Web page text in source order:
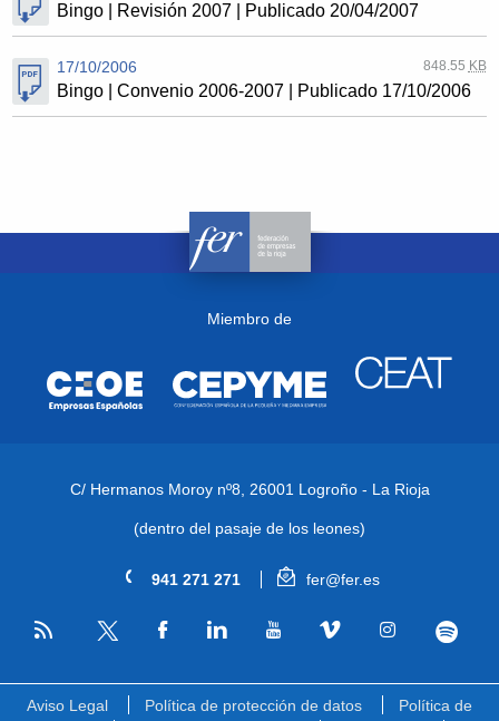
Bingo | Revisión 2007 | Publicado 20/04/2007
17/10/2006 848.55 KB
Bingo | Convenio 2006-2007 | Publicado 17/10/2006
Miembro de
C/ Hermanos Moroy nº8, 26001 Logroño - La Rioja
(dentro del pasaje de los leones)
941 271 271 fer@fer.es
RSS
Aviso Legal Política de protección de datos Política de